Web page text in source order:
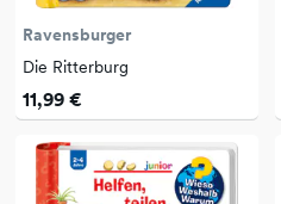
Ravensburger
Die Ritterburg
11,99 €